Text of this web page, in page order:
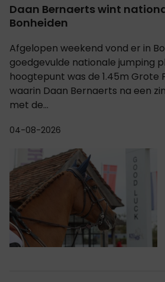
Daan Bernaerts wint
Bonheiden
Afgelopen weekend vond er in
goedgevulde nationale jumping
hoogtepunt was de 1.45m Grote
waarin Daan Bernaerts na een
met de...
04-08-2026